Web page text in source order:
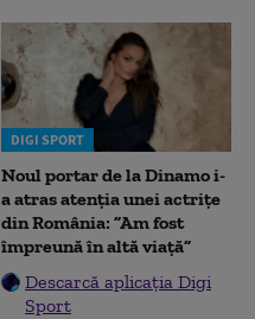
DIGI SPORT
Noul portar de la Dinamo i-
a atras atenția unei actrițe
din România: ”Am fost
împreună în altă viață”
Descarcă aplicația Digi
Sport